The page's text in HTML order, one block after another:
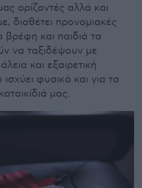
ορίζοντές αλλά και
διαθέτει προνομιακές
βρέφη και παιδιά τα
να ταξιδέψουν με
και εξαιρετική
ισχύει φυσικά και για τα
μας.